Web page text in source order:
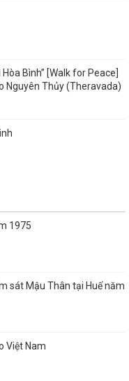
Bình” [Walk for Peace]
Nguyên Thủy (Theravada)
1975
sát Mậu Thân tại Huế năm
Việt Nam